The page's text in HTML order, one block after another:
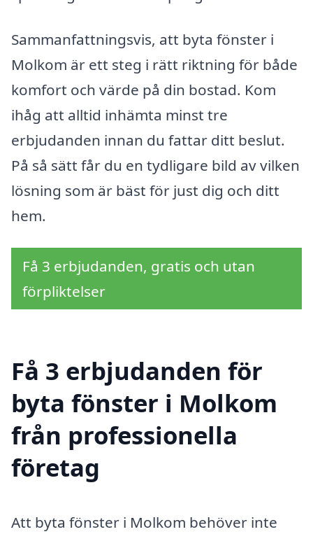
Sammanfattningsvis, att byta fönster i
Molkom är ett steg i rätt riktning för både
komfort och värde på din bostad. Kom
ihåg att alltid inhämta minst tre
erbjudanden innan du fattar ditt beslut.
På så sätt får du en tydligare bild av vilken
lösning som är bäst för just dig och ditt
hem.
Få 3 erbjudanden, gratis och utan
förpliktelser
Få 3 erbjudanden för
byta fönster i Molkom
från professionella
företag
Att byta fönster i Molkom behöver inte